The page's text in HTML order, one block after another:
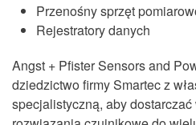
Przenośny sprzęt
Rejestratory danych
Angst + Pfister Sensors and
dziedzictwo firmy Smartec z
specjalistyczną, aby